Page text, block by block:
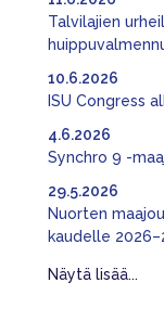
Talvilajien
ISU Congress
10.6.2026
Synchro 9 -
4.6.2026
Nuorten
kaudelle
29.5.2026
Näytä lisää...